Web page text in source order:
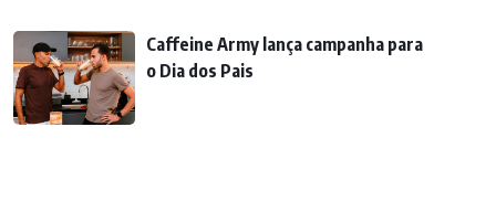
Caffeine Army lança campanha para
o Dia dos Pais